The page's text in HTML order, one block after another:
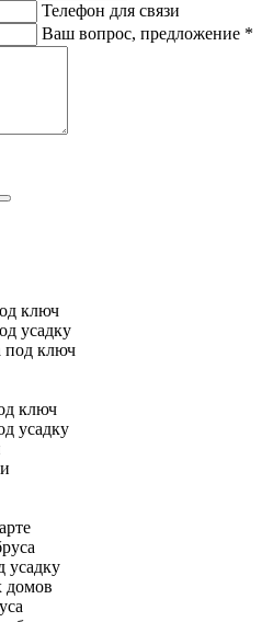
Телефон для связи
Ваш вопрос, предложение *
ключ
усадку
под ключ
ключ
усадку
усадку
домов